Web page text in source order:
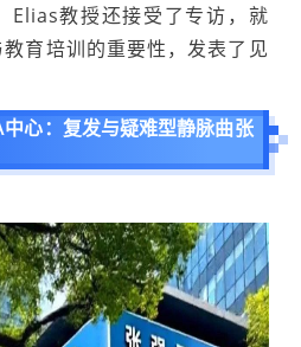
Elias教授还接受了专访，就
育培训的重要性，发表了见
心：复发与疑难型静脉曲张